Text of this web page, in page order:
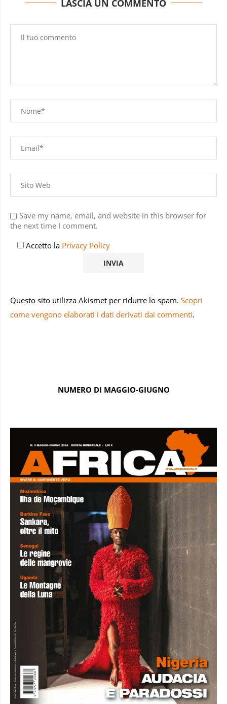
LASCIA UN COMMENTO
Save my name, email, and website in this browser for
the next time I comment.
Accetto la Privacy Policy
Questo sito utilizza Akismet per ridurre lo spam. Scopri
come vengono elaborati i dati derivati dai commenti.
NUMERO DI MAGGIO-GIUGNO